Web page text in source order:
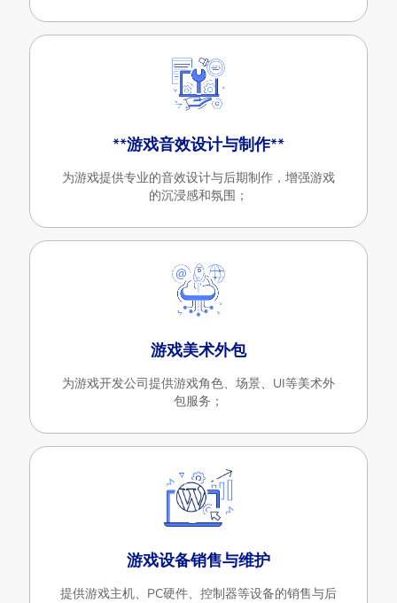
**游戏音效设计与制作**
为游戏提供专业的音效设计与后期制作，增强游戏
的沉浸感和氛围；
游戏美术外包
为游戏开发公司提供游戏角色、场景、UI等美术外
包服务；
游戏设备销售与维护
提供游戏主机、PC硬件、控制器等设备的销售与后